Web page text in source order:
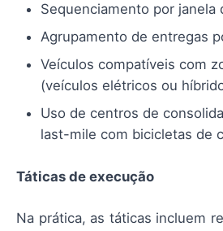
Sequenciamento por janela
Agrupamento de entregas
Veículos compatíveis com
(veículos elétricos ou
Uso de centros de
last-mile com bicicletas de
Táticas de execução
Na prática, as táticas incluem